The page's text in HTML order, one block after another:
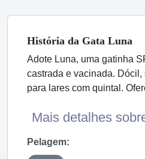
História da Gata Luna
Adote Luna, uma gatinha
castrada e vacinada. Dócil,
para lares com quintal.
Mais detalhes
Pelagem: